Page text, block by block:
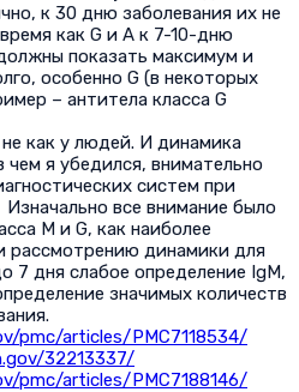
к 30 дню заболевания их не
как G и А к 7-10-дню
показать максимум и
особенно G (в некоторых
– антитела класса G
как у людей. И динамика
чем я убедился, внимательно
систем при
все внимание было
М и G, как наиболее
рассмотрению динамики для
7 дня слабое определение IgM,
значимых количеств
pmc/articles/PMC7118534/
32213337/
pmc/articles/PMC7188146/